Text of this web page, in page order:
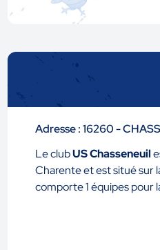
Adresse : 16260 -
Le clubUS Chasseneuil
Charente et est situé sur
comporte 1 équipes pour